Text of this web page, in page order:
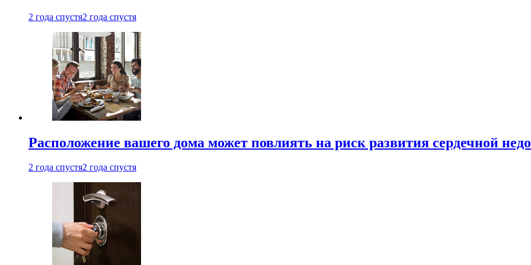
2 года спустя2 года спустя
Расположение вашего дома может повлиять на риск развития сердечной
2 года спустя2 года спустя